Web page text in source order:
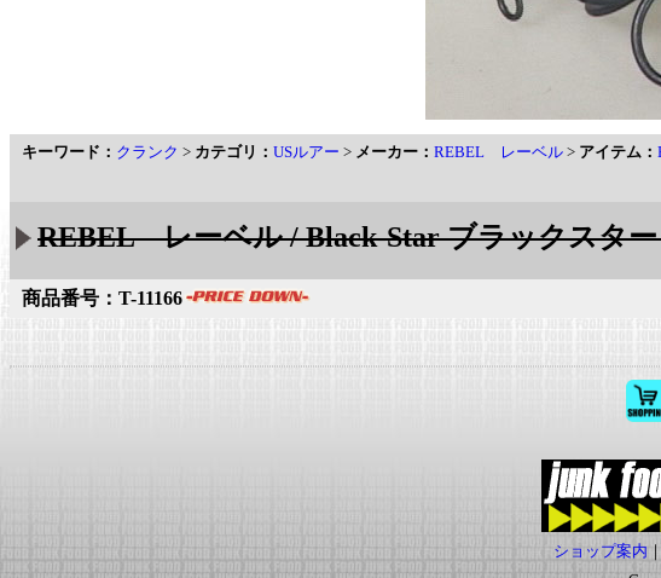
キーワード： クランク > カテゴリ： USルアー > メーカー： REBEL レーベル > アイテム：
REBEL レーベル / Black-Star ブラックスタ
商品番号：T-11166
ショップ案内 ｜